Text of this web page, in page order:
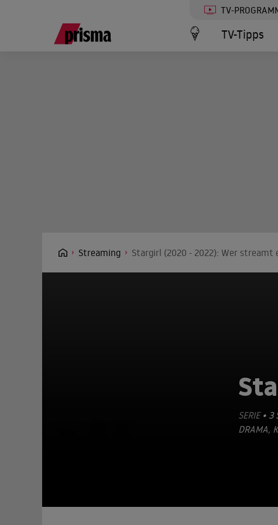
TV-
TV-Tipps
Streaming Stargirl (2020 - 2022): Wer streamt
SERIE • 3
DRAMA,